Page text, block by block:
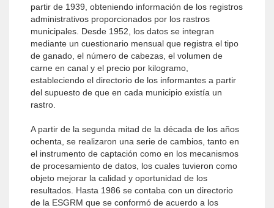
partir de 1939, obteniendo información de los registros
administrativos proporcionados por los rastros
municipales. Desde 1952, los datos se integran
mediante un cuestionario mensual que registra el tipo
de ganado, el número de cabezas, el volumen de
carne en canal y el precio por kilogramo,
estableciendo el directorio de los informantes a partir
del supuesto de que en cada municipio existía un
rastro.
A partir de la segunda mitad de la década de los años
ochenta, se realizaron una serie de cambios, tanto en
el instrumento de captación como en los mecanismos
de procesamiento de datos, los cuales tuvieron como
objeto mejorar la calidad y oportunidad de los
resultados. Hasta 1986 se contaba con un directorio
de la ESGRM que se conformó de acuerdo a los